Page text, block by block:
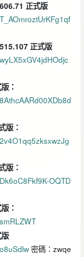
正式版
正式版
：
版：
版：
OQTD
：
密碼：zwqe